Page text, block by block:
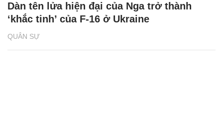
QUÂN SỰ
Dàn tên lửa hiện đại của Nga trở thành
‘khắc tinh’ của F-16 ở Ukraine